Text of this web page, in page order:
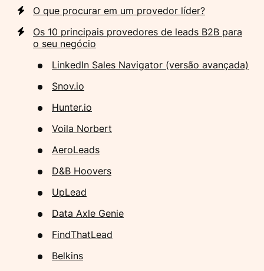
O que procurar em um provedor líder?
Os 10 principais provedores de leads B2B para
o seu negócio
LinkedIn Sales Navigator (versão avançada)
Snov.io
Hunter.io
Voila Norbert
AeroLeads
D&B Hoovers
UpLead
Data Axle Genie
FindThatLead
Belkins